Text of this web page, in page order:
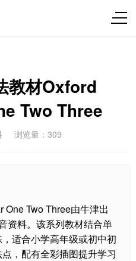
教材Oxford
Two Three
浏览量：309
One Two Three由牛津出
资料。该系列教材结合单
适合小学高年级或初中初
，配有全彩插图提升学习